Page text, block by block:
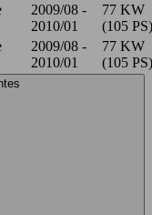
2009/08 -
2010/01
77 KW
(105 PS)
2009/08 -
2010/01
77 KW
(105 PS)